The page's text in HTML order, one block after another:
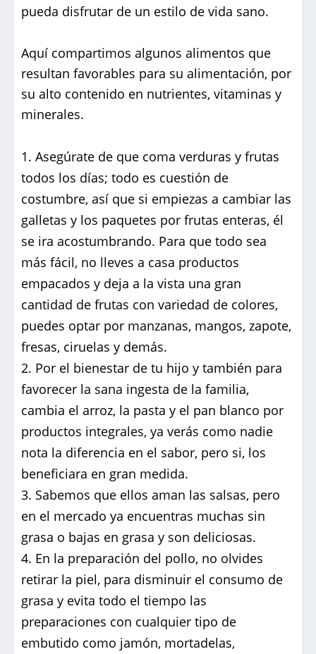
pueda disfrutar de un estilo de vida sano.
Aquí compartimos algunos alimentos que
resultan favorables para su alimentación, por
su alto contenido en nutrientes, vitaminas y
minerales.
Asegúrate de que coma verduras y frutas
todos los días; todo es cuestión de
costumbre, así que si empiezas a cambiar las
galletas y los paquetes por frutas enteras, él
se ira acostumbrando. Para que todo sea
más fácil, no lleves a casa productos
empacados y deja a la vista una gran
cantidad de frutas con variedad de colores,
puedes optar por manzanas, mangos, zapote,
fresas, ciruelas y demás.
Por el bienestar de tu hijo y también para
favorecer la sana ingesta de la familia,
cambia el arroz, la pasta y el pan blanco por
productos integrales, ya verás como nadie
nota la diferencia en el sabor, pero si, los
beneficiara en gran medida.
Sabemos que ellos aman las salsas, pero
en el mercado ya encuentras muchas sin
grasa o bajas en grasa y son deliciosas.
En la preparación del pollo, no olvides
retirar la piel, para disminuir el consumo de
grasa y evita todo el tiempo las
preparaciones con cualquier tipo de
embutido como jamón, mortadelas,